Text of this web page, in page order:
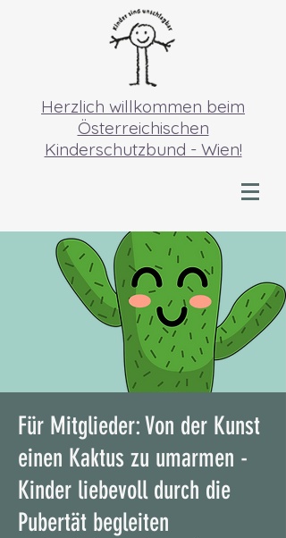
Herzlich willkommen beim
Österreichischen
Kinderschutzbund - Wien!
Für Mitglieder: Von der Kunst
einen Kaktus zu umarmen -
Kinder liebevoll durch die
Pubertät begleiten